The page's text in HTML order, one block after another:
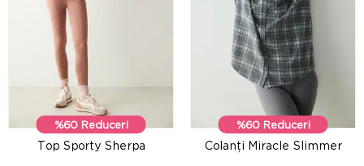
%60 Reduceri
Top Sporty Sherpa
%60 Reduceri
Colanți Miracle Slimmer